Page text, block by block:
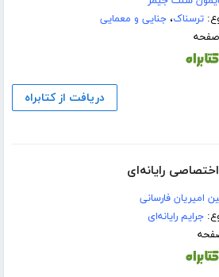
ترسناک،جنایی و معمایی
دریافت از کتابراه
رایانه‌ای
امیریان فارسانی
جرایم رایانه‌ای